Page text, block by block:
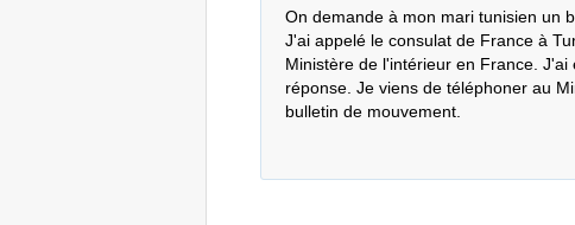
On demande à mon mari tunisien un
J'ai appelé le consulat de France à
Ministère de l'intérieur en France.
réponse. Je viens de téléphoner au
bulletin de mouvement.